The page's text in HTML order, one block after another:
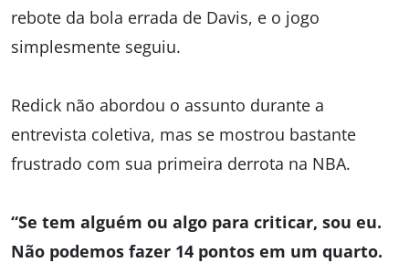
rebote da bola errada de Davis, e o jogo
simplesmente seguiu.
Redick não abordou o assunto durante a
entrevista coletiva, mas se mostrou bastante
frustrado com sua primeira derrota na NBA.
“Se tem alguém ou algo para criticar, sou eu.
Não podemos fazer 14 pontos em um quarto.